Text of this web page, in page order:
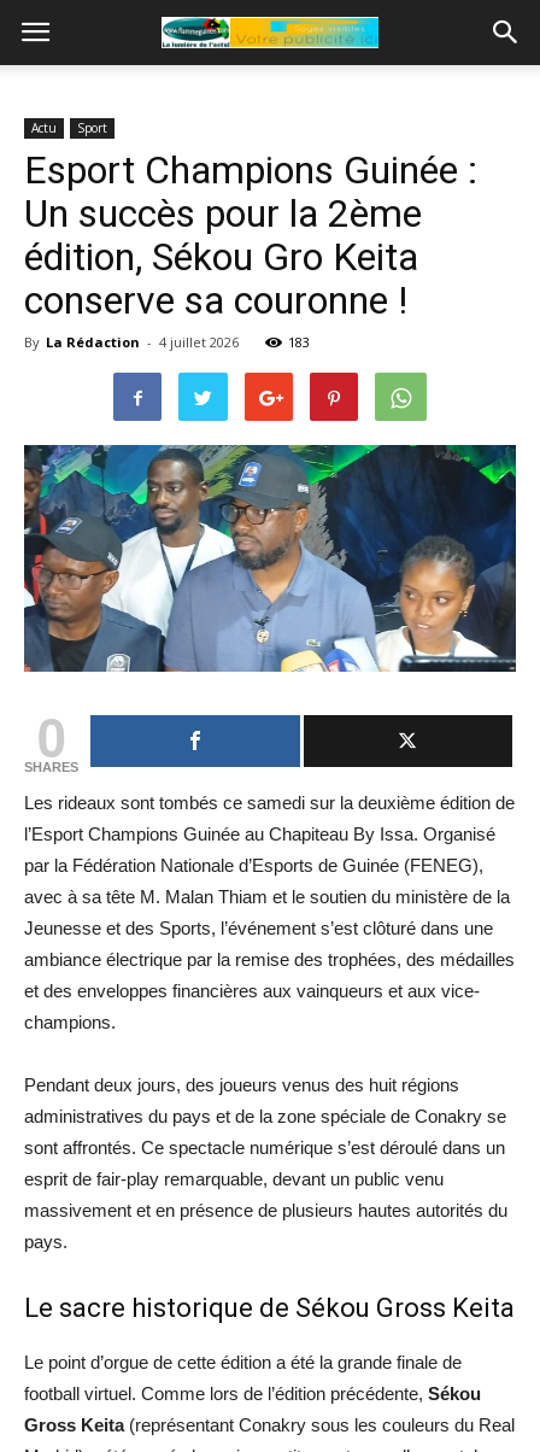
Actu Sport
Esport Champions Guinée :
Un succès pour la 2ème
édition, Sékou Gro Keita
conserve sa couronne !
By La Rédaction - 4 juillet 2026 183
0
SHARES
Les rideaux sont tombés ce samedi sur la deuxième édition de
l’Esport Champions Guinée au Chapiteau By Issa. Organisé
par la Fédération Nationale d’Esports de Guinée (FENEG),
avec à sa tête M. Malan Thiam et le soutien du ministère de la
Jeunesse et des Sports, l’événement s’est clôturé dans une
ambiance électrique par la remise des trophées, des médailles
et des enveloppes financières aux vainqueurs et aux vice-
champions.
​Pendant deux jours, des joueurs venus des huit régions
administratives du pays et de la zone spéciale de Conakry se
sont affrontés. Ce spectacle numérique s’est déroulé dans un
esprit de fair-play remarquable, devant un public venu
massivement et en présence de plusieurs hautes autorités du
pays.
​Le sacre historique de Sékou Gross Keita
​Le point d’orgue de cette édition a été la grande finale de
football virtuel. Comme lors de l’édition précédente, Sékou
Gross Keita(représentant Conakry sous les couleurs du Real